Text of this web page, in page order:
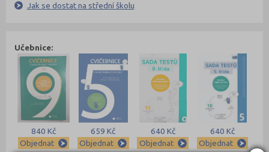
Jak se dostat na střední školu
Učebnice:
840 Kč
Objednat
659 Kč
Objednat
640 Kč
Objednat
640 Kč
Objednat